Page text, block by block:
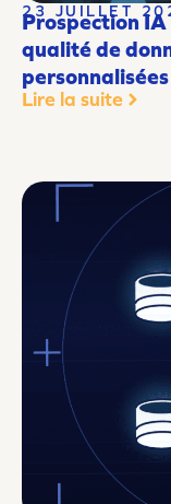
23 JUILLET
Prospection
qualité de
personnalisées
Lire la suite